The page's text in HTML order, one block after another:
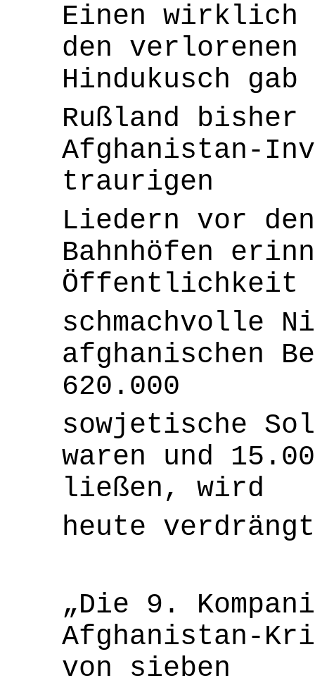
Einen wirklich
den verlorenen
Hindukusch
Rußland
Afghanistan-
traurigen
Liedern vor
Bahnhöfen
Öffentlichkeit
schmachvolle
afghanischen
620.000
sowjetische
waren und
ließen, wird
heute
„Die 9.
Afghanistan-
von sieben